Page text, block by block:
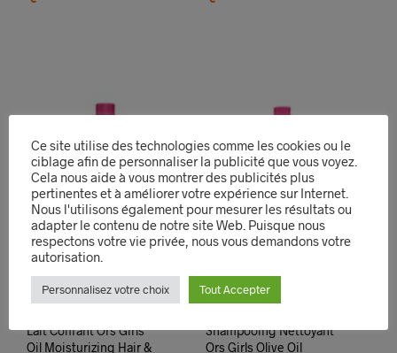
Lait Coiffant Ors Girls
Oil Moisturizing Hair &
Shampooing Nettoyant
Ors Girls Olive Oil
Ce site utilise des technologies comme les cookies ou le
ciblage afin de personnaliser la publicité que vous voyez.
Cela nous aide à vous montrer des publicités plus
pertinentes et à améliorer votre expérience sur Internet.
Nous l'utilisons également pour mesurer les résultats ou
adapter le contenu de notre site Web. Puisque nous
respectons votre vie privée, nous vous demandons votre
autorisation.
Personnalisez votre choix Tout Accepter